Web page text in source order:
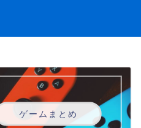
ゲームまとめ